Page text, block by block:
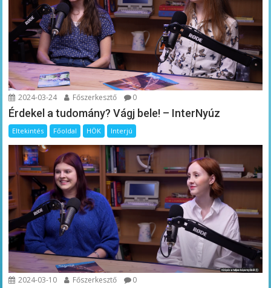
2024-03-24 Főszerkesztő 0
Érdekel a tudomány? Vágj bele! – InterNyúz
Eltekintés Főoldal HÖK Interjú
2024-03-10 Főszerkesztő 0